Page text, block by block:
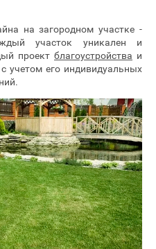
на загородном участке -
участок уникален и
проект благоустройства и
учетом его индивидуальных